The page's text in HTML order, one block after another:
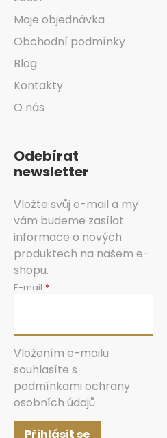
Moje objednávka
Obchodní podmínky
Blog
Kontakty
O nás
Odebírat
newsletter
Vložte svůj e-mail a my
vám budeme zasílat
informace o nových
produktech na našem e-
shopu.
E-mail
Vložením e-mailu
souhlasíte s
podmínkami ochrany
osobních údajů
Přihlásit se